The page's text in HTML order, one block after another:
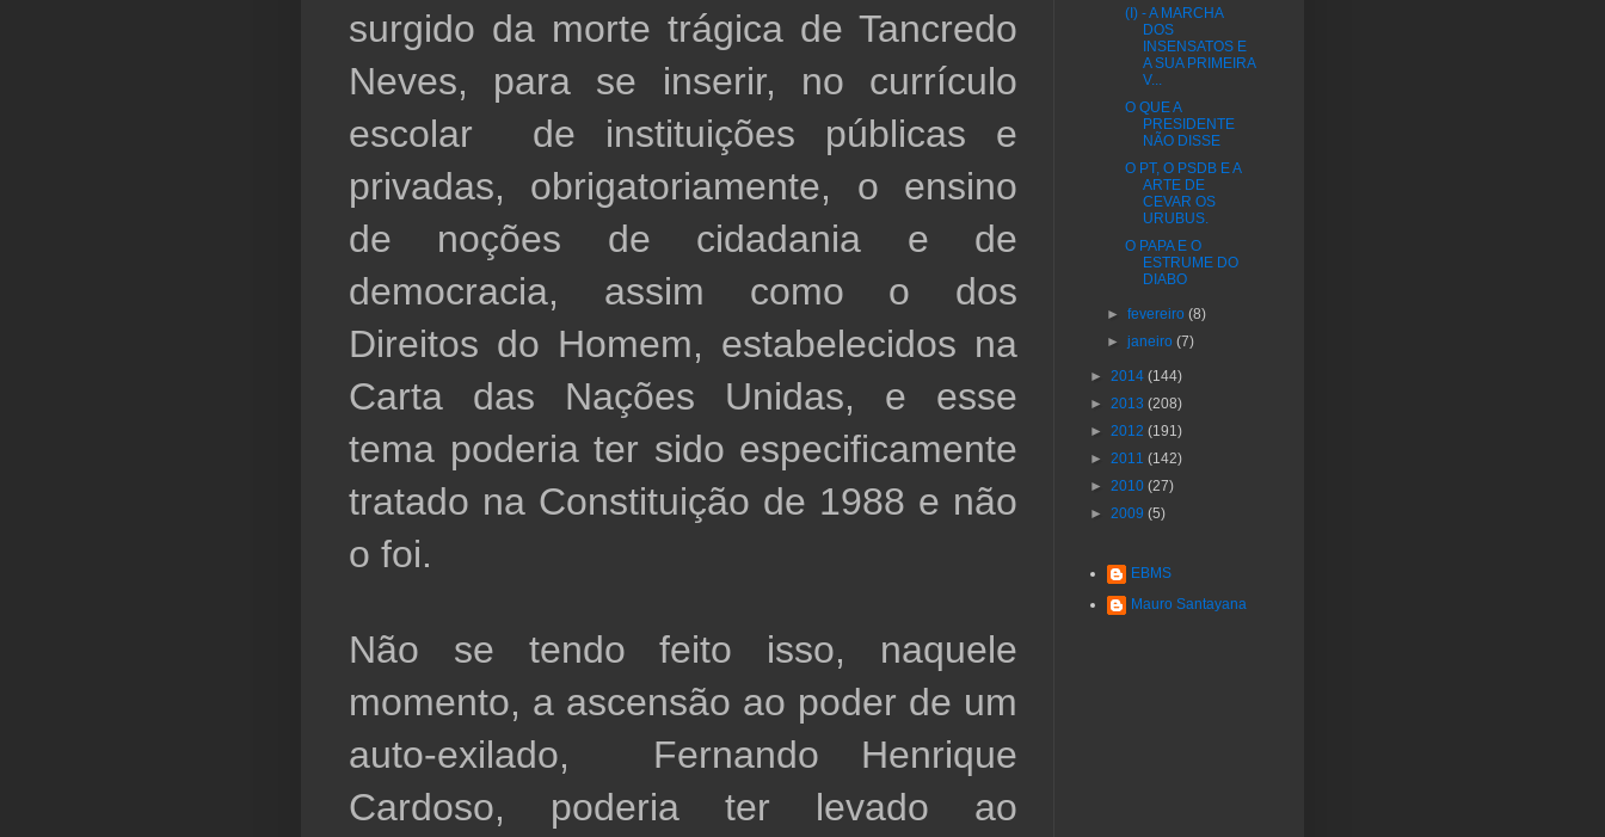
surgido da morte trágica de Tancredo
Neves, para se inserir, no currículo
escolar  de instituições públicas e
privadas, obrigatoriamente, o ensino
de noções de cidadania e de
democracia, assim como o dos
Direitos do Homem, estabelecidos na
Carta das Nações Unidas, e esse
tema poderia ter sido especificamente
tratado na Constituição de 1988 e não
o foi.
Não se tendo feito isso, naquele
momento, a ascensão ao poder de um
auto-exilado,  Fernando Henrique
Cardoso, poderia ter levado ao
(I) - A MARCHA
DOS
INSENSATOS E
A SUA PRIMEIRA
V...
O QUE A
PRESIDENTE
NÃO DISSE
O PT, O PSDB E A
ARTE DE
CEVAR OS
URUBUS.
O PAPA E O
ESTRUME DO
DIABO
►fevereiro(8)
►janeiro(7)
► 2014 (144)
► 2013 (208)
► 2012 (191)
► 2011 (142)
► 2010 (27)
► 2009 (5)
EBMS
Mauro Santayana